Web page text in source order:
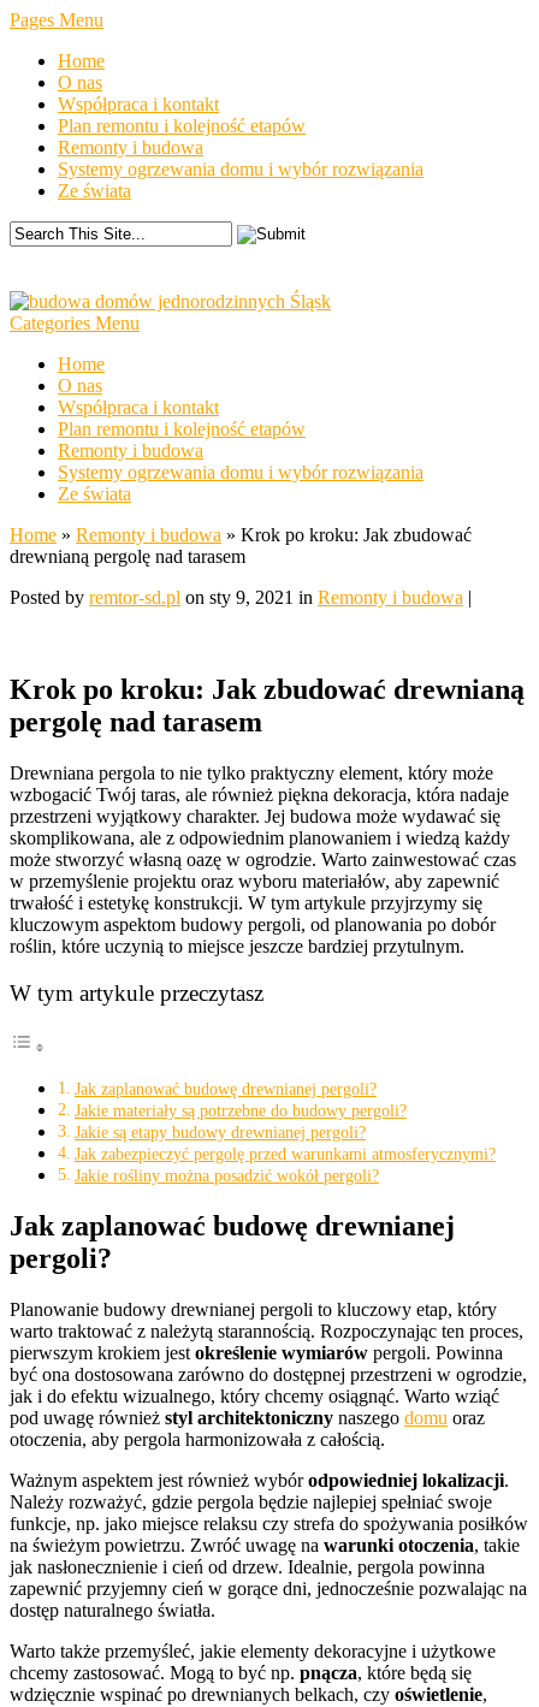
Pages Menu
Home
O nas
Współpraca i kontakt
Plan remontu i kolejność etapów
Remonty i budowa
Systemy ogrzewania domu i wybór rozwiązania
Ze świata
Categories Menu
Home
O nas
Współpraca i kontakt
Plan remontu i kolejność etapów
Remonty i budowa
Systemy ogrzewania domu i wybór rozwiązania
Ze świata
Home » Remonty i budowa » Krok po kroku: Jak zbudować
drewnianą pergolę nad tarasem
Posted by remtor-sd.pl on sty 9, 2021 in Remonty i budowa |
Krok po kroku: Jak zbudować drewnianą
pergolę nad tarasem
Drewniana pergola to nie tylko praktyczny element, który może
wzbogacić Twój taras, ale również piękna dekoracja, która nadaje
przestrzeni wyjątkowy charakter. Jej budowa może wydawać się
skomplikowana, ale z odpowiednim planowaniem i wiedzą każdy
może stworzyć własną oazę w ogrodzie. Warto zainwestować czas
w przemyślenie projektu oraz wyboru materiałów, aby zapewnić
trwałość i estetykę konstrukcji. W tym artykule przyjrzymy się
kluczowym aspektom budowy pergoli, od planowania po dobór
roślin, które uczynią to miejsce jeszcze bardziej przytulnym.
W tym artykule przeczytasz
Jak zaplanować budowę drewnianej pergoli?
Jakie materiały są potrzebne do budowy pergoli?
Jakie są etapy budowy drewnianej pergoli?
Jak zabezpieczyć pergolę przed warunkami atmosferycznymi?
Jakie rośliny można posadzić wokół pergoli?
Jak zaplanować budowę drewnianej
pergoli?
Planowanie budowy drewnianej pergoli to kluczowy etap, który
warto traktować z należytą starannością. Rozpoczynając ten proces,
pierwszym krokiem jest określenie wymiarów pergoli. Powinna
być ona dostosowana zarówno do dostępnej przestrzeni w ogrodzie,
jak i do efektu wizualnego, który chcemy osiągnąć. Warto wziąć
pod uwagę również styl architektoniczny naszego domu oraz
otoczenia, aby pergola harmonizowała z całością.
Ważnym aspektem jest również wybórodpowiedniej lokalizacji.
Należy rozważyć, gdzie pergola będzie najlepiej spełniać swoje
funkcje, np. jako miejsce relaksu czy strefa do spożywania posiłków
na świeżym powietrzu. Zwróć uwagę na warunki otoczenia, takie
jak nasłonecznienie i cień od drzew. Idealnie, pergola powinna
zapewnić przyjemny cień w gorące dni, jednocześnie pozwalając na
dostęp naturalnego światła.
Warto także przemyśleć, jakie elementy dekoracyjne i użytkowe
chcemy zastosować. Mogą to być np. pnącza, które będą się
wdzięcznie wspinać po drewnianych belkach, czy oświetlenie,